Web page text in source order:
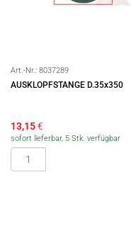
Art.-Nr.: 8037289
AUSKLOPFSTANGE D.35x350
13,15€
sofort lieferbar, 5 Stk. verfügbar